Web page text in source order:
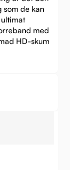
som de kan
med
HD-skum